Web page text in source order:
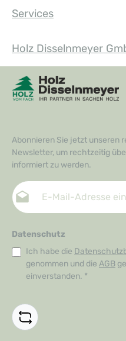
Services
Holz Disselnmeyer
Abonnieren Sie jetzt unseren
Newsletter, um rechtzeitig
informiert zu werden.
E-Mail-Adresse*
Datenschutz
Ich habe die
genommen und die AGB
einverstanden. *